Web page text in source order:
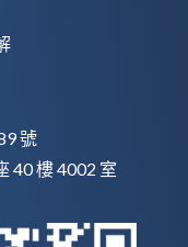
號
40 樓 4002 室